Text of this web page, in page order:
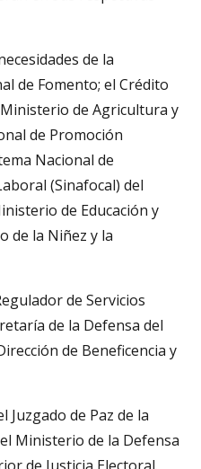
de la
de Fomento; el Crédito
de Agricultura y
de Promoción
Nacional de
(Sinafocal) del
de Educación y
de la Niñez y la
de Servicios
de la Defensa del
de Beneficencia y
Juzgado de Paz de la
Ministerio de la Defensa